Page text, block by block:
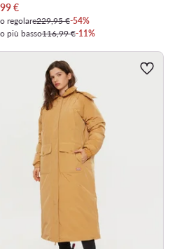
attuale
€
regolare229,95 €-54%
più basso116,99 €-11%